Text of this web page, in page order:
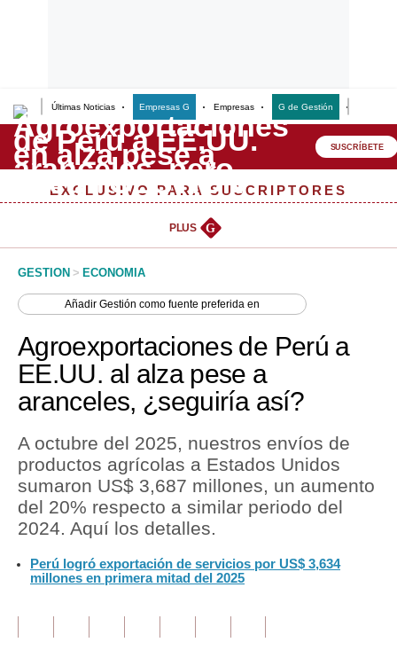
Últimas Noticias Empresas G Empresas G de Gestión
Lo último
Peru Quiosco
Management & Empleo
Perú
Política
Finanzas Personales
Inmobiliarias
Plus G
Opinión
SUSCRÍBETE
EXCLUSIVO PARA SUSCRIPTORES
PLUS G
GESTION > ECONOMIA
AñadirGestión como fuente preferida en
Agroexportaciones de Perú a
EE.UU. al alza pese a
aranceles, ¿seguiría así?
A octubre del 2025, nuestros envíos de
productos agrícolas a Estados Unidos
sumaron US$ 3,687 millones, un aumento
del 20% respecto a similar periodo del
2024. Aquí los detalles.
Perú logró exportación de servicios por US$ 3,634
millones en primera mitad del 2025